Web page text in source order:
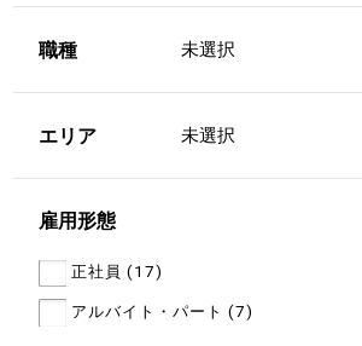
職種 未選択
エリア 未選択
雇用形態
正社員 (17)
アルバイト・パート (7)